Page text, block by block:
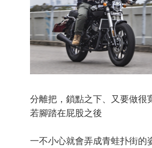
分離把，鎖點之下、又要做很
若腳踏在屁股之後
一不小心就會弄成青蛙扑街的